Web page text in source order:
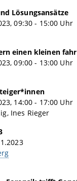
Lösungsansätze
09:30 - 15:00 Uhr
einen kleinen
09:00 - 13:00 Uhr
14:00 - 17:00 Uhr
Ines Rieger